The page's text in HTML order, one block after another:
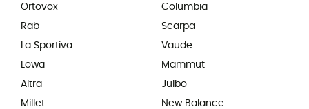
Ortovox
Rab
La Sportiva
Lowa
Altra
Millet
Columbia
Scarpa
Vaude
Mammut
Julbo
New Balance